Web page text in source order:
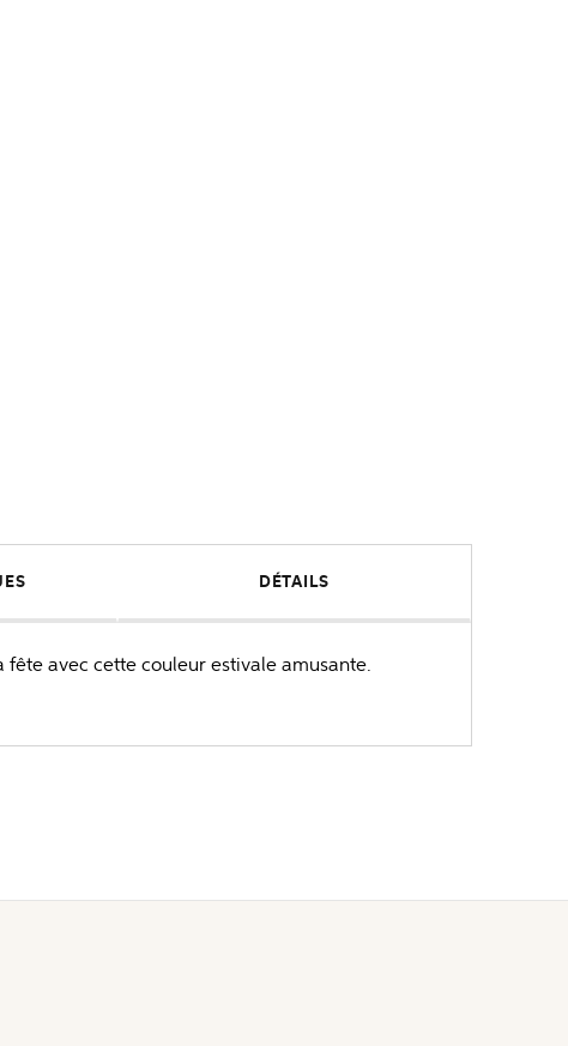
DÉTAILS
avec cette couleur estivale amusante.